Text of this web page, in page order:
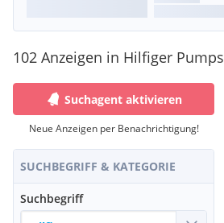
102 Anzeigen in Hilfiger Pumps
Suchagent aktivieren
Neue Anzeigen per Benachrichtigung!
SUCHBEGRIFF & KATEGORIE
Suchbegriff